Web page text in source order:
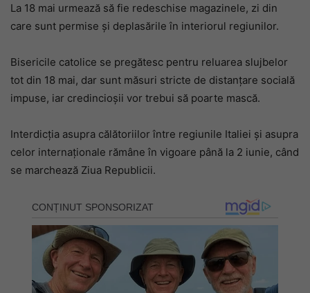
La 18 mai urmează să fie redeschise magazinele, zi din
care sunt permise şi deplasările în interiorul regiunilor.
Bisericile catolice se pregătesc pentru reluarea slujbelor
tot din 18 mai, dar sunt măsuri stricte de distanțare socială
impuse, iar credincioșii vor trebui să poarte mască.
Interdicţia asupra călătoriilor între regiunile Italiei şi asupra
celor internaţionale rămâne în vigoare până la 2 iunie, când
se marchează Ziua Republicii.